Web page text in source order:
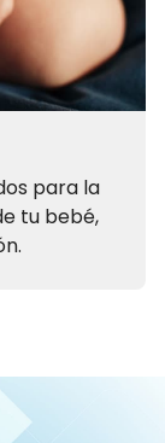
para la
tu bebé,